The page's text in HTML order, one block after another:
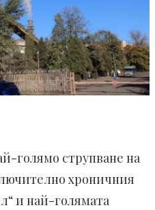
голямо струпване на
хроничния
и най-голямата